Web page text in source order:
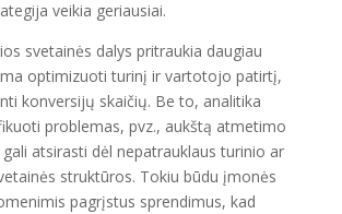
veikia geriausiai.
svetainės dalys pritraukia daugiau
optimizuoti turinį ir vartotojo patirtį,
konversijų skaičių. Be to, analitika
problemas, pvz., aukštą atmetimo
atsirasti dėl nepatrauklaus turinio ar
struktūros. Tokiu būdu įmonės
pagrįstus sprendimus, kad